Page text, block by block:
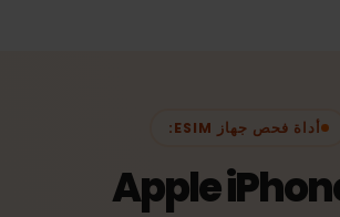
أداة فحص جهاز ESIM:
Apple